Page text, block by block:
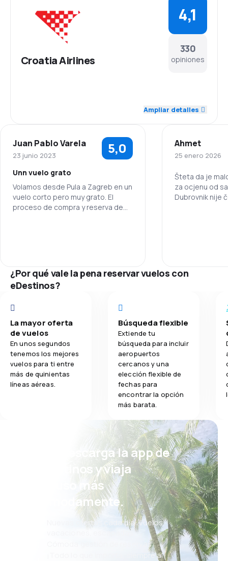
Croatia Airlines
330
opiniones
4,1
Red de vuelos 4,1
Precio de los tiquetes 3,5
Comodidad del viaje 4,1
Ampliar detalles
Juan Pablo Varela
23 junio 2023 5,0
Unn vuelo grato
Volamos desde Pula a Zagreb en un
vuelo corto pero muy grato. El
proceso de compra y reserva de
Ahmet
25 enero 2026
Šteta da je
za ocjenu od
Dubrovnik nije
veća
¿Por qué vale la pena reservar vuelos con
eDestinos?
La mayor oferta
de vuelos
En unos segundos
tenemos los mejores
vuelos para ti entre
más de quinientas
líneas aéreas.
Búsqueda flexible
Extiende tu
búsqueda para incluir
aeropuertos
cercanos y una
elección flexible de
fechas para
encontrar la opción
más barata.
¡Eh! Descarga la app de
eDestinos y viaja
incluso más
cómodamente.
Nuevas ofertas cada día: vuelos,
vacaciones, escapadas
Cómoda gestión de reservas
¡Todo lo que importa, siempre al